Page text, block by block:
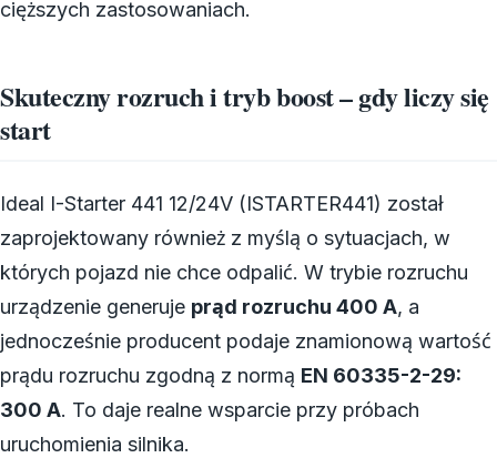
cięższych zastosowaniach.
Skuteczny rozruch i tryb boost – gdy liczy się
start
Ideal I-Starter 441 12/24V (ISTARTER441) został
zaprojektowany również z myślą o sytuacjach, w
których pojazd nie chce odpalić. W trybie rozruchu
urządzenie generuje prąd rozruchu 400 A, a
jednocześnie producent podaje znamionową wartość
prądu rozruchu zgodną z normą EN 60335-2-29:
300 A. To daje realne wsparcie przy próbach
uruchomienia silnika.